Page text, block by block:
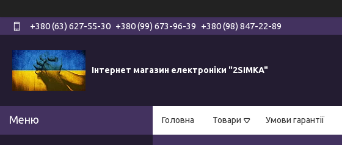
+380 (63) 627-55-30 +380 (99) 673-96-39 +380 (98) 847-22-89
Інтернет магазин електроніки "2SIMKA"
Головна Товари Умови гарантії